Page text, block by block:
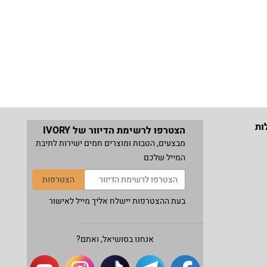
הצטרפו לרשימת הדיוור של IVORY
מבצעים, הטבות ומוצרים חמים ישירות לתיבת
המייל שלכם
הצטרפות
בעת ההצטרפות יישלח אליך מייל לאישור
אנחנו בסושיאל, ואתם?